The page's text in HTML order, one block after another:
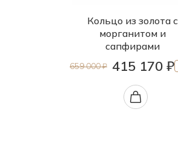
Кольцо из золота с
морганитом и
сапфирами
659 000 ₽ 415 170 ₽